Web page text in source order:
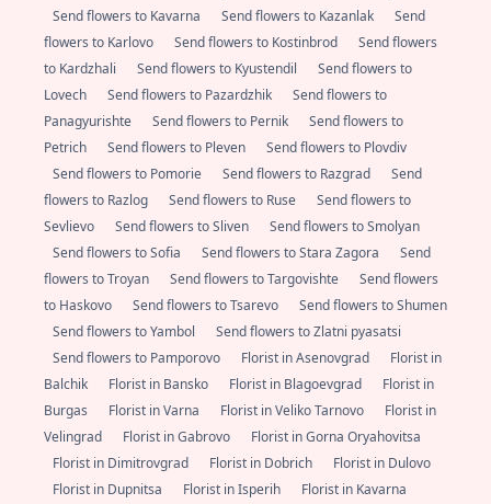
Send flowers to Kavarna
Send flowers to Kazanlak
Send
flowers to Karlovo
Send flowers to Kostinbrod
Send flowers
to Kardzhali
Send flowers to Kyustendil
Send flowers to
Lovech
Send flowers to Pazardzhik
Send flowers to
Panagyurishte
Send flowers to Pernik
Send flowers to
Petrich
Send flowers to Pleven
Send flowers to Plovdiv
Send flowers to Pomorie
Send flowers to Razgrad
Send
flowers to Razlog
Send flowers to Ruse
Send flowers to
Sevlievo
Send flowers to Sliven
Send flowers to Smolyan
Send flowers to Sofia
Send flowers to Stara Zagora
Send
flowers to Troyan
Send flowers to Targovishte
Send flowers
to Haskovo
Send flowers to Tsarevo
Send flowers to Shumen
Send flowers to Yambol
Send flowers to Zlatni pyasatsi
Send flowers to Pamporovo
Florist in Asenovgrad
Florist in
Balchik
Florist in Bansko Florist in Blagoevgrad
Florist in
Burgas
Florist in Varna Florist in Veliko Tarnovo
Florist in
Velingrad
Florist in Gabrovo
Florist in Gorna Oryahovitsa
Florist in Dimitrovgrad
Florist in Dobrich
Florist in Dulovo
Florist in Dupnitsa
Florist in Isperih Florist in Kavarna